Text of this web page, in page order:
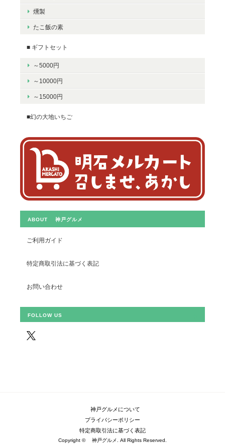
燻製
たこ飯の素
■ ギフトセット
～5000円
～10000円
～15000円
■幻の大地いちご
ABOUT 神戸グルメ
ご利用ガイド
特定商取引法に基づく表記
お問い合わせ
FOLLOW US
神戸グルメについて
プライバシーポリシー
特定商取引法に基づく表記
Copyright © 神戸グルメ. All Rights Reserved.